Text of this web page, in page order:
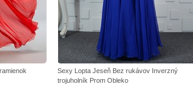
Sexy Lopta Jeseň Bez rukávov Inverzný
trojuholník Prom Obleko